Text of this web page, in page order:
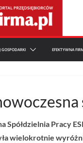
GOSPODARKI EFEKTYWNA
Spółdzielnia Pracy
wielokrotnie